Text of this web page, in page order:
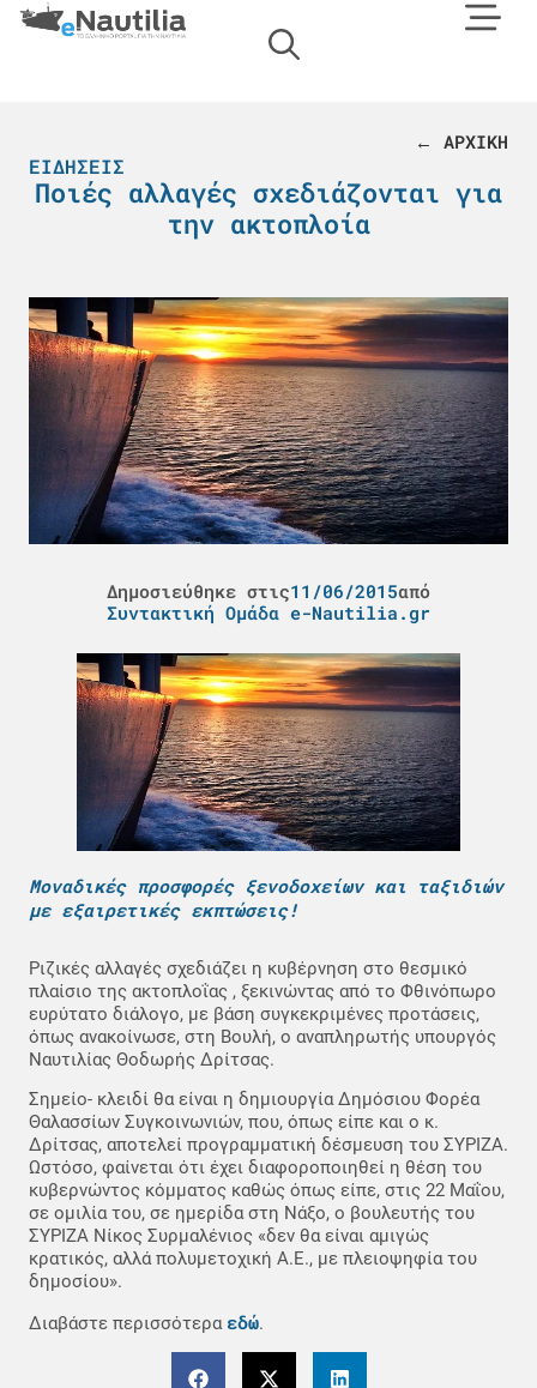
← ΑΡΧΙΚΗ
ΕΙΔΉΣΕΙΣ
Ποιές αλλαγές σχεδιάζονται για
την ακτοπλοία
Δημοσιεύθηκε στις11/06/2015από
Συντακτική Ομάδα e-Nautilia.gr
Μοναδικές προσφορές ξενοδοχείων και ταξιδιών
με εξαιρετικές εκπτώσεις!
Ριζικές αλλαγές σχεδιάζει η κυβέρνηση στο θεσμικό
πλαίσιο της ακτοπλοΐας , ξεκινώντας από το Φθινόπωρο
ευρύτατο διάλογο, με βάση συγκεκριμένες προτάσεις,
όπως ανακοίνωσε, στη Βουλή, ο αναπληρωτής υπουργός
Ναυτιλίας Θοδωρής Δρίτσας.
Σημείο- κλειδί θα είναι η δημιουργία Δημόσιου Φορέα
Θαλασσίων Συγκοινωνιών, που, όπως είπε και ο κ.
Δρίτσας, αποτελεί προγραμματική δέσμευση του ΣΥΡΙΖΑ.
Ωστόσο, φαίνεται ότι έχει διαφοροποιηθεί η θέση του
κυβερνώντος κόμματος καθώς όπως είπε, στις 22 Μαΐου,
σε ομιλία του, σε ημερίδα στη Νάξο, ο βουλευτής του
ΣΥΡΙΖΑ Νίκος Συρμαλένιος «δεν θα είναι αμιγώς
κρατικός, αλλά πολυμετοχική Α.Ε., με πλειοψηφία του
δημοσίου».
Διαβάστε περισσότερα εδώ.